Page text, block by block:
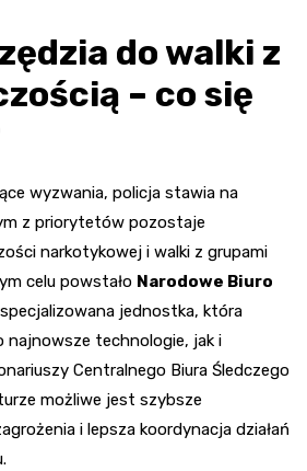
do walki z
– co się
wyzwania, policja stawia na
z priorytetów pozostaje
narkotykowej i walki z grupami
celu powstało Narodowe Biuro
jednostka, która
najnowsze technologie, jak i
Centralnego Biura Śledczego
możliwe jest szybsze
i lepsza koordynacja działań